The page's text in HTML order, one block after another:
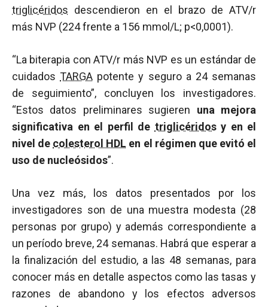
triglicéridos descendieron en el brazo de ATV/r
más NVP (224 frente a 156 mmol/L; p<0,0001).
“La biterapia con ATV/r más NVP es un estándar de
cuidadosTARGA potente y seguro a 24 semanas
de seguimiento”, concluyen los investigadores.
“Estos datos preliminares sugieren una mejora
significativa en el perfil de triglicéridosy en el
nivel de colesterol HDL en el régimen que evitó el
uso de nucleósidos”.
Una vez más, los datos presentados por los
investigadores son de una muestra modesta (28
personas por grupo) y además correspondiente a
un período breve, 24 semanas. Habrá que esperar a
la finalización del estudio, a las 48 semanas, para
conocer más en detalle aspectos como las tasas y
razones de abandono y los efectos adversos